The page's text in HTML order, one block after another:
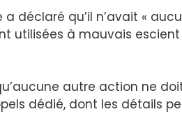
a déclaré qu’il n’avait «
utilisées à mauvais
autre action ne
dédié, dont les détails